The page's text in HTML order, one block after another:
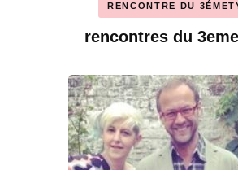
RENCONTRE DU
rencontres du